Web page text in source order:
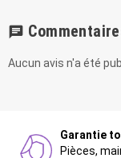
chat
Aucun avis n'a été
Garantie
Pièces,